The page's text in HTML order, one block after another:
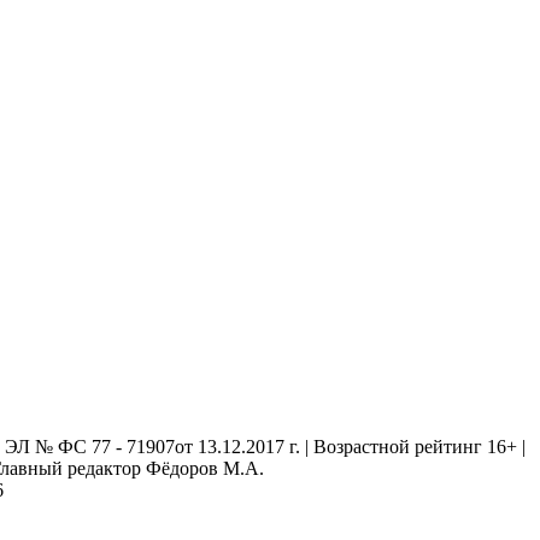
№ ФС 77 - 71907от 13.12.2017 г. | Возрастной рейтинг 16+ |
редактор Фёдоров М.А.